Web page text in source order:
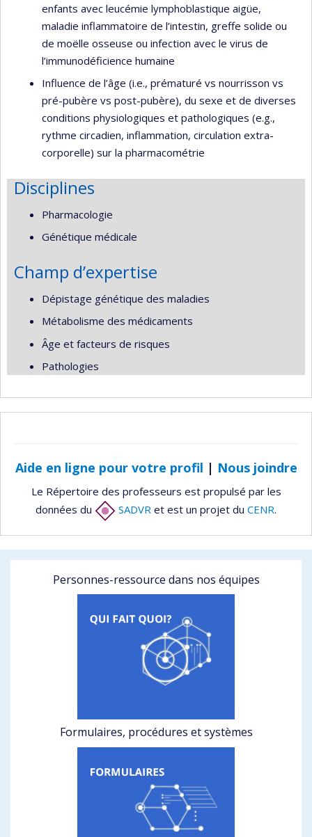
enfants avec leucémie lymphoblastique aigüe,
maladie inflammatoire de l’intestin, greffe solide ou
de moëlle osseuse ou infection avec le virus de
l’immunodéficience humaine
Influence de l’âge (i.e., prématuré vs nourrisson vs
pré-pubère vs post-pubère), du sexe et de diverses
conditions physiologiques et pathologiques (e.g.,
rythme circadien, inflammation, circulation extra-
corporelle) sur la pharmacométrie
Disciplines
Pharmacologie
Génétique médicale
Champ d’expertise
Dépistage génétique des maladies
Métabolisme des médicaments
Âge et facteurs de risques
Pathologies
Aide en ligne pour votre profil | Nous joindre
Le Répertoire des professeurs est propulsé par les
données du
SADVR et est un projet du CENR.
Personnes-ressource dans nos équipes
Formulaires, procédures et systèmes